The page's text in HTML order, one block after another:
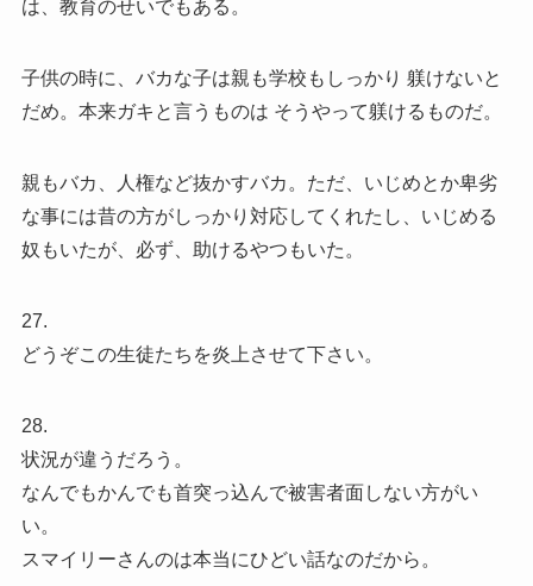
は、教育のせいでもある。
子供の時に、バカな子は親も学校もしっかり 躾けないと
だめ。本来ガキと言うものは そうやって躾けるものだ。
親もバカ、人権など抜かすバカ。ただ、いじめとか卑劣
な事には昔の方がしっかり対応してくれたし、いじめる
奴もいたが、必ず、助けるやつもいた。
27.
どうぞこの生徒たちを炎上させて下さい。
28.
状況が違うだろう。
なんでもかんでも首突っ込んで被害者面しない方がい
い。
スマイリーさんのは本当にひどい話なのだから。